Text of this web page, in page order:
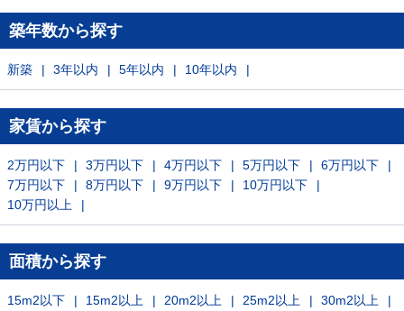
築年数から探す
新築 3年以内 5年以内 10年以内
家賃から探す
2万円以下 3万円以下 4万円以下 5万円以下
6万円以下
7万円以下
8万円以下 9万円以下
10万円以下
10万円以上
面積から探す
15m2以下 15m2以上 20m2以上 25m2以上
30m2以上